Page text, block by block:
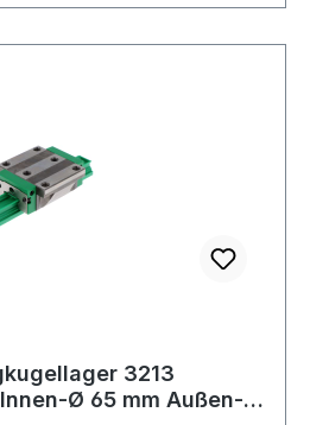
3213
Innen-Ø 65 mm Außen-Ø